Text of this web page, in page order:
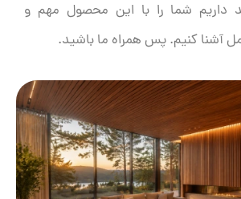
داریم شما را با این محصول مهم و
آشنا کنیم. پس همراه ما باشید.